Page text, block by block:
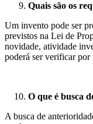
Quais são os
Um invento pode ser
previstos na Lei de
novidade, atividade
poderá ser verificar por
O que é busca
A busca de